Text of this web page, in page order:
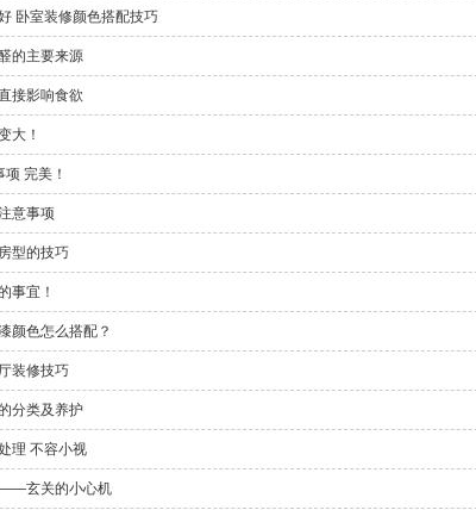
卧室装修颜色搭配技巧
的主要来源
接影响食欲
大！
完美！
意事项
型的技巧
事宜！
颜色怎么搭配？
装修技巧
分类及养护
理 不容小视
玄关的小心机